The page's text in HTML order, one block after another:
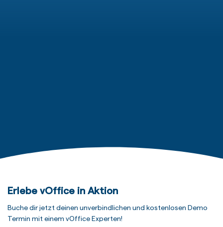
Erlebe vOffice in Aktion
Buche dir jetzt deinen unverbindlichen und kostenlosen Demo
Termin mit einem vOffice Experten!